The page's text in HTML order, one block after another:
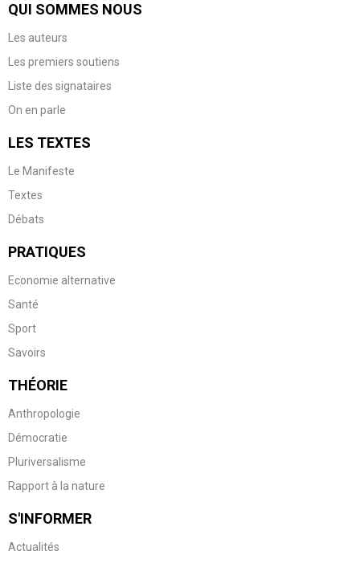
QUI SOMMES NOUS
Les auteurs
Les premiers soutiens
Liste des signataires
On en parle
LES TEXTES
Le Manifeste
Textes
Débats
PRATIQUES
Economie alternative
Santé
Sport
Savoirs
THÉORIE
Anthropologie
Démocratie
Pluriversalisme
Rapport à la nature
S'INFORMER
Actualités